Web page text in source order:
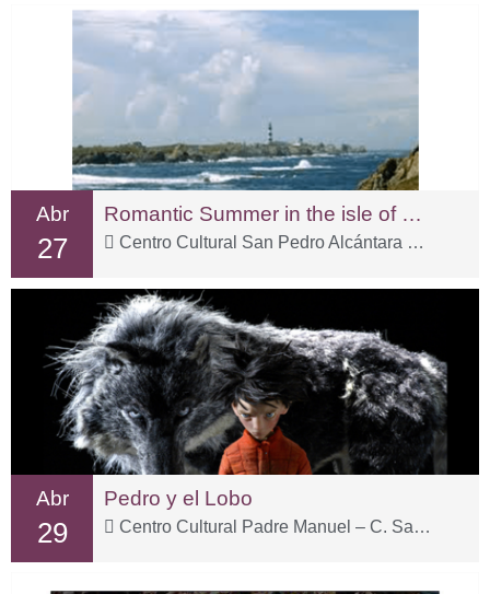
Abr
27
Romantic Summer in the isle of Ushant
Centro Cultural San Pedro Alcántara – C. Sp Tolox, 3
Abr
29
Pedro y el Lobo
Centro Cultural Padre Manuel – C. San Fernando, 2